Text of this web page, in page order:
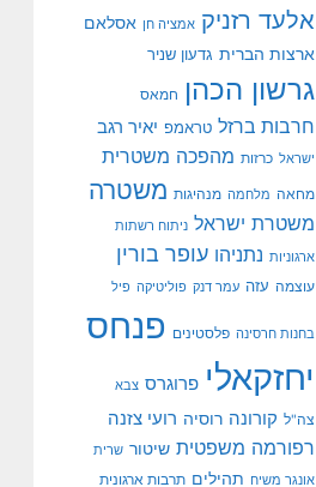
אלעד רזניק אמציה חן אסלאם
ארצות הברית גדעון שניר
גרשון הכהן חמאס
חרבות ברזל טראמפ יאיר רגב
ישראל כרזות מהפכה משטרית
מחאה מלחמה מנהיגות משטרה
משטרת ישראל ניתוח רשתות
ארגוניות נתניהו עופר בורין
עוצמה עזה עמר דנק פוליטיקה פיל
בחנות חרסינה פלסטינים פנחס
יחזקאלי פרוגרס צבא
צה"ל קורונה רוסיה רועי צזנה
רפורמה משפטית שיטור שרית
אונגר משיח תהילים תרבות ארגונית